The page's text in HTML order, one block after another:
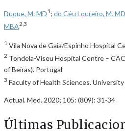
Duque, M. MD1 ; do Céu Loureiro, M. MD
MBA2,3
1 Vila Nova de Gaia/Espinho Hospital
2 Tondela-Viseu Hospital Centre –
of Beiras). Portugal
3 Faculty of Health Sciences.
Actual. Med. 2020; 105: (809): 31-34
Últimas